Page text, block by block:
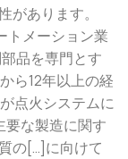
あります。
トメーション業
品を専門とす
ら12年以上の経
点火システムに
要な製造に関す
の[…]に向けて